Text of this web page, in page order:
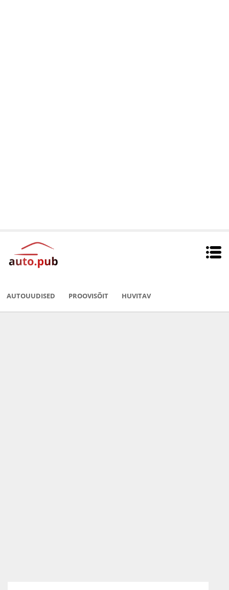
AUTOUUDISED PROOVISÕIT HUVITAV